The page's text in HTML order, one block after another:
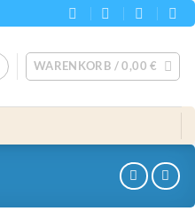
WARENKORB /0,00€